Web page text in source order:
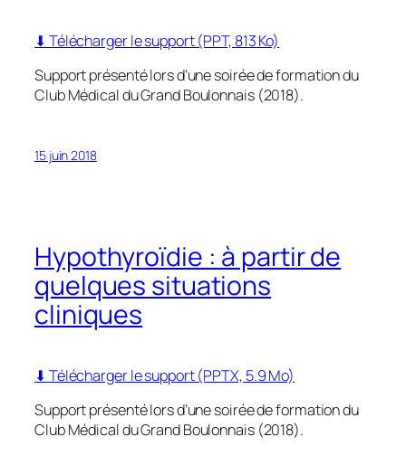
⬇ Télécharger le support (PPT, 813 Ko)
Support présenté lors d’une soirée de formation du
Club Médical du Grand Boulonnais (2018).
15 juin 2018
Hypothyroïdie : à partir de
quelques situations
cliniques
⬇ Télécharger le support (PPTX, 5.9 Mo)
Support présenté lors d’une soirée de formation du
Club Médical du Grand Boulonnais (2018).